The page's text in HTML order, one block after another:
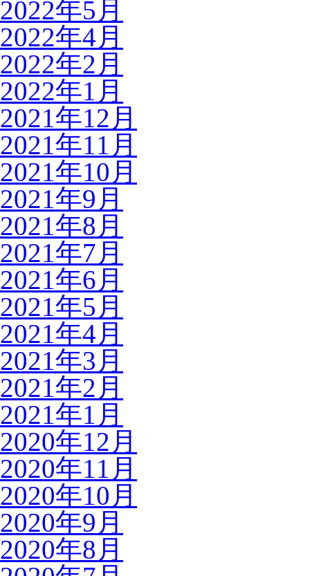
2022年5月
2022年4月
2022年2月
2022年1月
2021年12月
2021年11月
2021年10月
2021年9月
2021年8月
2021年7月
2021年6月
2021年5月
2021年4月
2021年3月
2021年2月
2021年1月
2020年12月
2020年11月
2020年10月
2020年9月
2020年8月